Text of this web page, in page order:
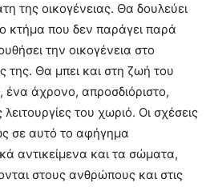
της οικογένειας. Θα δουλεύει
κτήμα που δεν παράγει παρά
την οικογένεια στο
της. Θα μπει και στη ζωή του
άχρονο, απροσδιόριστο,
του χωριό. Οι σχέσεις
σε αυτό το αφήγημα
αντικείμενα και τα σώματα,
στους ανθρώπους και στις